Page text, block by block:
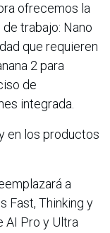
ofrecemos la
trabajo: Nano
que requieren
2 para
de
integrada.
en los productos
a
Fast, Thinking y
AI Pro y Ultra